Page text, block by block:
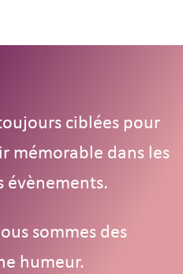
ciblées pour
mémorable dans les
évènements.
sommes des
humeur.